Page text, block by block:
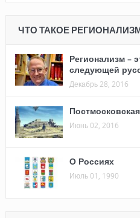
ЧТО ТАКОЕ
Регионализм –
следующей
Декабрь 28, 2016
Июнь 02, 2016
О Россиях
Июль 01, 1990